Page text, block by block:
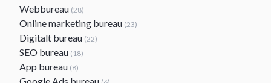
Webbureau (28)
Online marketing bureau (23)
Digitalt bureau (22)
SEO bureau (18)
App bureau (8)